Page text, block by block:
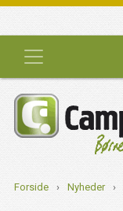
Forside › Nyheder ›